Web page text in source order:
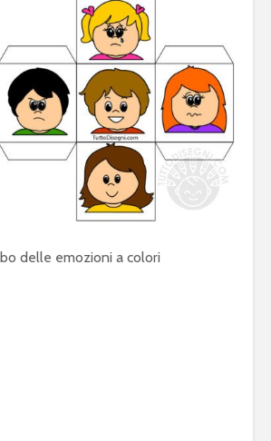
delle emozioni a colori